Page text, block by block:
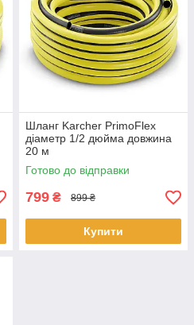
Шланг Karcher PrimoFlex
діаметр 1/2 дюйма довжина
20 м
Готово до відправки
799 ₴ 899 ₴
Купити